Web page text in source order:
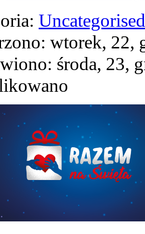
wtorek, 22,
środa, 23,